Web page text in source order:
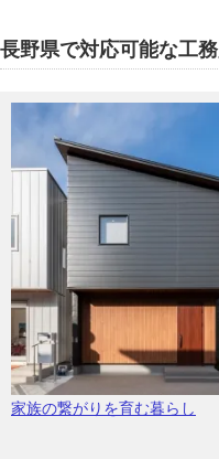
長野県で対応可能な工
家族の繋がりを育む暮らし